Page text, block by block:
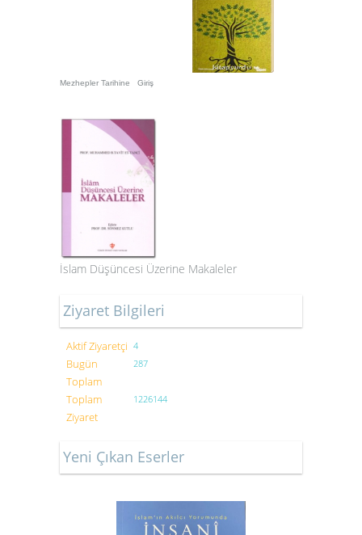
Mezhepler Tarihine Giriş
İslam Düşüncesi Üzerine Makaleler
Ziyaret Bilgileri
Aktif Ziyaretçi 4
Bugün
Toplam
287
Toplam
Ziyaret
1226144
Yeni Çıkan Eserler